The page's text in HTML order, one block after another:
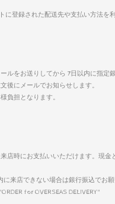
に登録された配送先や支払い方法を
ルをお送りしてから 7日以内に指定
後にメールでお知らせします。
負担となります。
店時にお支払いいただけます。現金
来店できない場合は銀行振込でお願
for OVERSEAS DELIVERY"